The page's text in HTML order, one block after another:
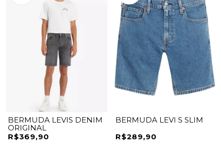
BERMUDA LEVIS DENIM
ORIGINAL
R$369,90
BERMUDA LEVI S SLIM
R$289,90